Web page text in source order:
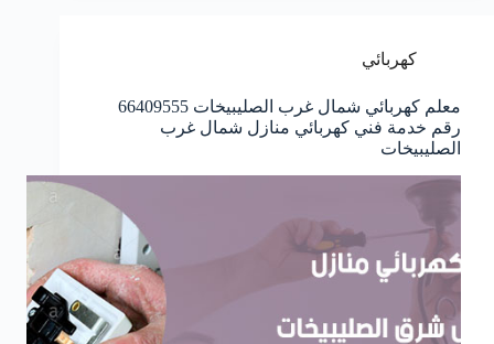
كهربائي
معلم كهربائي شمال غرب الصليبيخات 66409555
رقم خدمة فني كهربائي منازل شمال غرب
الصليبيخات